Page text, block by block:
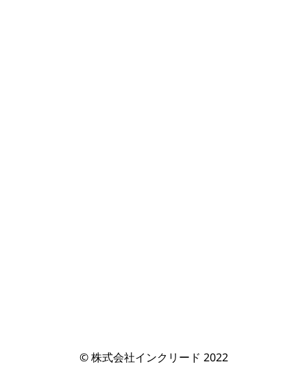
© 株式会社インクリード 2022